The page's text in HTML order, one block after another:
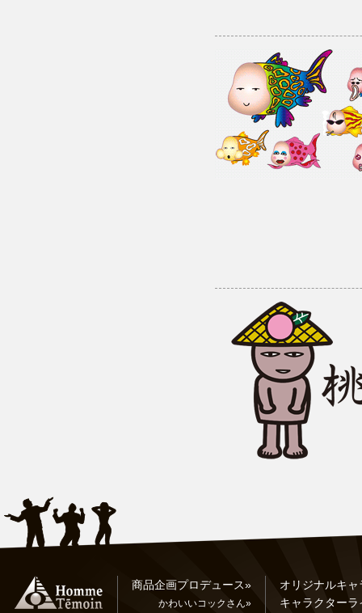
商品企画プロデュース»
かわいいコックさん»
オリジナルキ
キャラクター